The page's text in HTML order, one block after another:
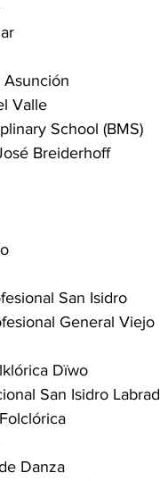
Asunción
Valle
School (BMS)
Breiderhoff
San Isidro
General Viejo
Dïwo
San Isidro
Danza